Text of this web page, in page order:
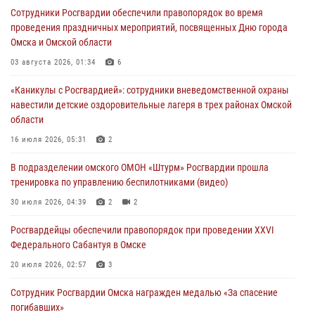
тренировка по управлению беспилотниками (видео)
30 июля 2026, 04:39 2
Росгвардия обеспечила безопасность уникального передвижного
29 июля 2026, 01:49
Росгвардейцы приняли участие в крестном ходе в День крещения
Руси в Омске
При содействии спецназа Росгвардии пресечены нарушения
миграционного законодательства в Омске (видео)
Сотрудники Росгвардии обеспечили правопорядок во время
проведения праздничных мероприятий, посвященных Дню города
Омска и Омской области
03 августа 2026, 01:34 6
«Каникулы с Росгвардией»: сотрудники вневедомственной охраны
навестили детские оздоровительные лагеря в трех районах Омской
области
16 июля 2026, 05:31 2
В подразделении омского ОМОН «Штурм» Росгвардии прошла
тренировка по управлению беспилотниками (видео)
30 июля 2026, 04:39 2 2
Росгвардейцы обеcпечили правопорядок при проведении XXVI
Федерального Сабантуя в Омске
20 июля 2026, 02:57 3
Сотрудник Росгвардии Омска награжден медалью «За спасение
погибавших»